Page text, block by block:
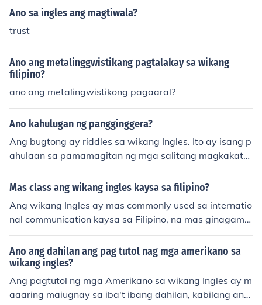
Ano sa ingles ang magtiwala?
trust
Ano ang metalinggwistikang pagtalakay sa wikang
filipino?
ano ang metalingwistikong pagaaral?
Ano kahulugan ng pangginggera?
Ang bugtong ay riddles sa wikang Ingles. Ito ay isang p
ahulaan sa pamamagitan ng mga salitang magkakatu
gma sa hulihan.
Mas class ang wikang ingles kaysa sa filipino?
Ang wikang Ingles ay mas commonly used sa internatio
nal communication kaysa sa Filipino, na mas ginagamit
sa loob ng Pilipinas. Dahil sa global dominance ng Ingle
s, mas maraming opportunities at resources ang availa
ble para sa mga proficient sa wikang ito kaysa sa Filipi
no.
Ano ang dahilan ang pag tutol nag mga amerikano sa
wikang ingles?
Ang pagtutol ng mga Amerikano sa wikang Ingles ay m
aaaring maiugnay sa iba't ibang dahilan, kabilang ang